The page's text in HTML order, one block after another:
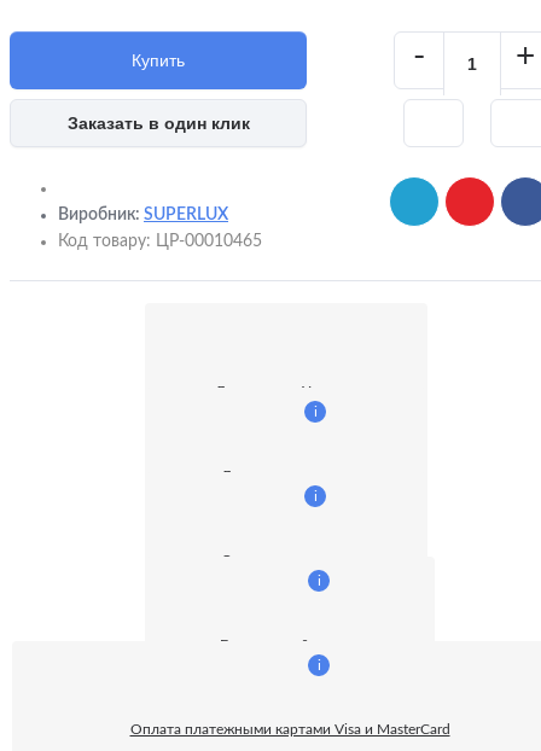
Купить - +
Заказать в один клик
Виробник: SUPERLUX
Код товару: ЦР-00010465
Доставка по Украине
Доставка курьером
i
Оплата наличными
i
Безналичный расчет:
i
Оплата платежными картами Visa и MasterCard
i